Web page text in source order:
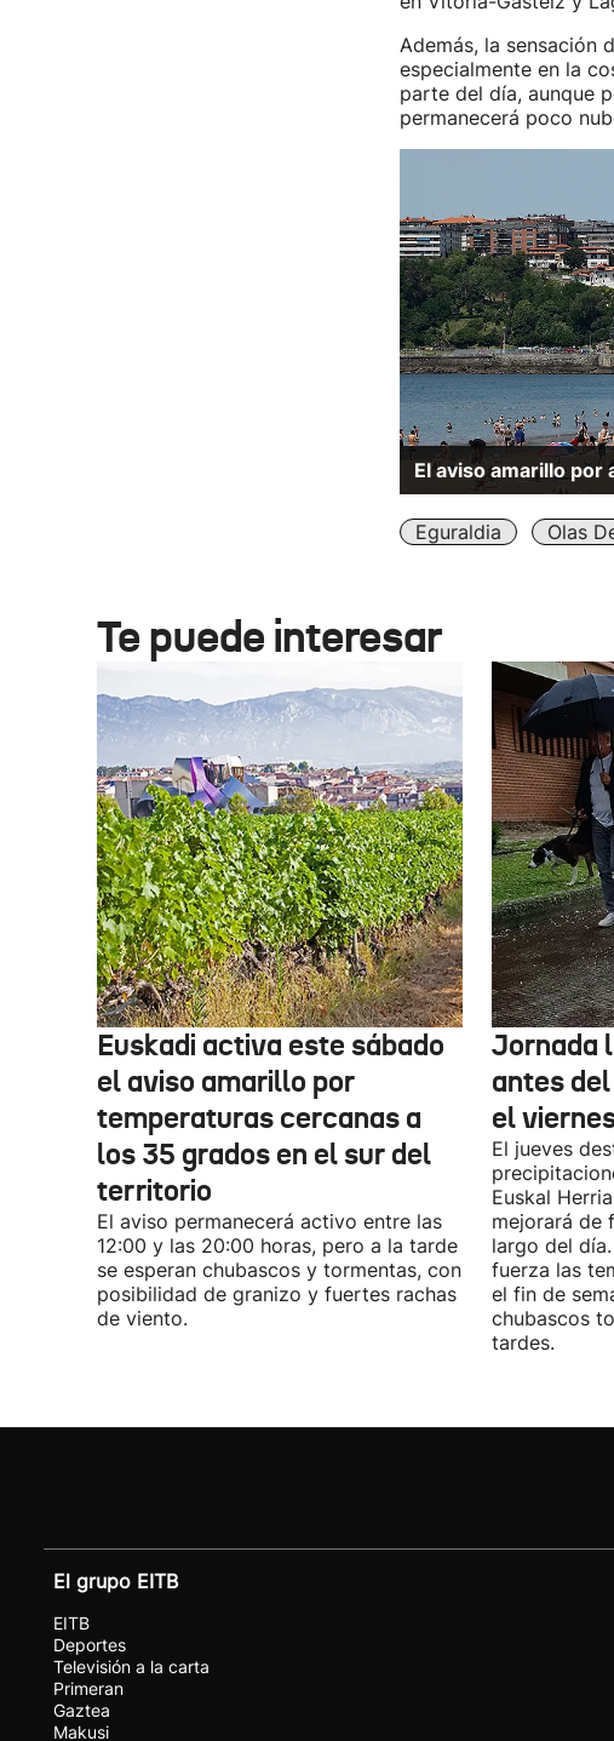
Además, la sensación
especialmente en la
parte del día, aunque
permanecerá poco
El aviso amarillo
Eguraldia Olas
Te puede interesar
Euskadi activa este sábado
el aviso amarillo por
temperaturas cercanas a
los 35 grados en el sur del
territorio
El aviso permanecerá activo entre las
12:00 y las 20:00 horas, pero a la tarde
se esperan chubascos y tormentas, con
posibilidad de granizo y fuertes rachas
de viento.
Jornada
antes
el
El jueves
Euskal
mejorará de
largo del
fuerza las
el fin de
chubascos
tardes.
El grupo EITB
EITB
Deportes
Televisión a la carta
Primeran
Gaztea
Makusi